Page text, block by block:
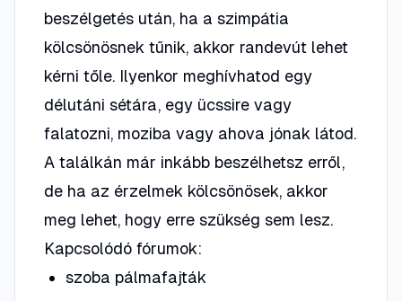
beszélgetés után, ha a szimpátia
kölcsönösnek tűnik, akkor randevút lehet
kérni tőle. Ilyenkor meghívhatod egy
délutáni sétára, egy ücssire vagy
falatozni, moziba vagy ahova jónak látod.
A találkán már inkább beszélhetsz erről,
de ha az érzelmek kölcsönösek, akkor
meg lehet, hogy erre szükség sem lesz.
Kapcsolódó fórumok:
szoba pálmafajták